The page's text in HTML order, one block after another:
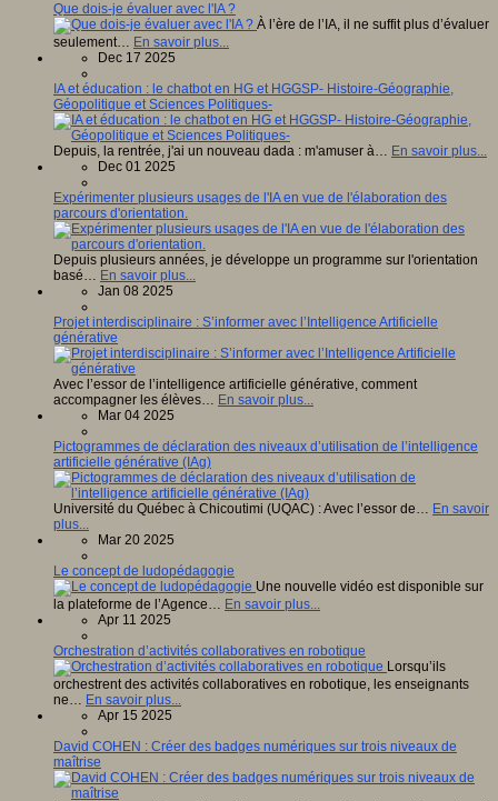
Que dois-je évaluer avec l'IA ?
À l’ère de l’IA, il ne suffit plus d’évaluer
seulement… En savoir plus...
Dec 17 2025
IA et éducation : le chatbot en HG et HGGSP- Histoire-Géographie,
Géopolitique et Sciences Politiques-
Depuis, la rentrée, j'ai un nouveau dada : m'amuser à… En savoir plus...
Dec 01 2025
Expérimenter plusieurs usages de l'IA en vue de l'élaboration des
parcours d'orientation.
Depuis plusieurs années, je développe un programme sur l'orientation
basé… En savoir plus...
Jan 08 2025
Projet interdisciplinaire : S’informer avec l’Intelligence Artificielle
générative
Avec l’essor de l’intelligence artificielle générative, comment
accompagner les élèves… En savoir plus...
Mar 04 2025
Pictogrammes de déclaration des niveaux d’utilisation de l’intelligence
artificielle générative (IAg)
Université du Québec à Chicoutimi (UQAC) : Avec l’essor de… En savoir
plus...
Mar 20 2025
Le concept de ludopédagogie
Une nouvelle vidéo est disponible sur
la plateforme de l’Agence… En savoir plus...
Apr 11 2025
Orchestration d’activités collaboratives en robotique
Lorsqu’ils
orchestrent des activités collaboratives en robotique, les enseignants
ne… En savoir plus...
Apr 15 2025
David COHEN : Créer des badges numériques sur trois niveaux de
maîtrise